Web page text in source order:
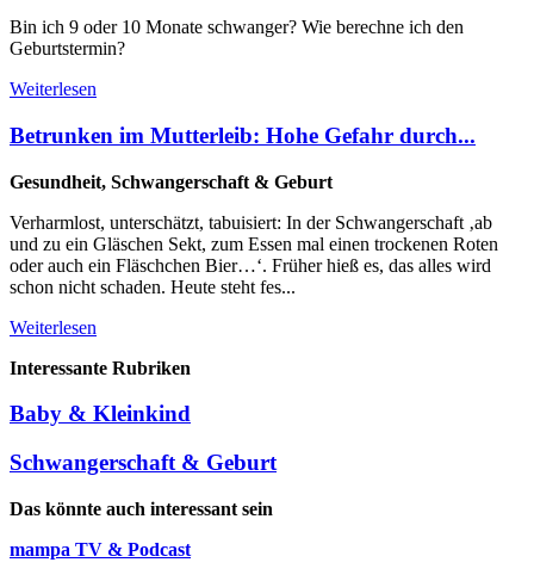
Bin ich 9 oder 10 Monate schwanger? Wie berechne ich den
Geburtstermin?
Weiterlesen
Betrunken im Mutterleib: Hohe Gefahr durch...
Gesundheit, Schwangerschaft & Geburt
Verharmlost, unterschätzt, tabuisiert: In der Schwangerschaft ‚ab
und zu ein Gläschen Sekt, zum Essen mal einen trockenen Roten
oder auch ein Fläschchen Bier…‘. Früher hieß es, das alles wird
schon nicht schaden. Heute steht fes...
Weiterlesen
Interessante Rubriken
Baby & Kleinkind
Schwangerschaft & Geburt
Das könnte auch interessant sein
mampa TV & Podcast